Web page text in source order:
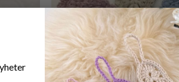
korg
Mönster virkade Rundlar set
Bluebell